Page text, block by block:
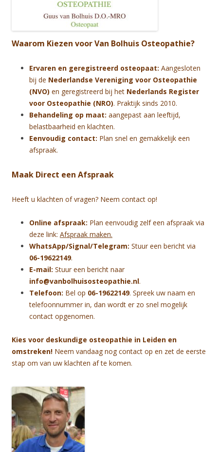
Waarom Kiezen voor Van Bolhuis Osteopathie?
Ervaren en geregistreerd osteopaat: Aangesloten
bij de Nederlandse Vereniging voor Osteopathie
(NVO) en geregistreerd bij het Nederlands Register
voor Osteopathie (NRO). Praktijk sinds 2010.
Behandeling op maat: aangepast aan leeftijd,
belastbaarheid en klachten.
Eenvoudig contact: Plan snel en gemakkelijk een
afspraak.
Maak Direct een Afspraak
Heeft u klachten of vragen? Neem contact op!
Online afspraak: Plan eenvoudig zelf een afspraak via
deze link: Afspraak maken.
WhatsApp/Signal/Telegram: Stuur een bericht via
06-19622149.
E-mail: Stuur een bericht naar
info@vanbolhuisosteopathie.nl.
Telefoon: Bel op 06-19622149. Spreek uw naam en
telefoonnummer in, dan wordt er zo snel mogelijk
contact opgenomen.
Kies voor deskundige osteopathie in Leiden en
omstreken! Neem vandaag nog contact op en zet de eerste
stap om van uw klachten af te komen.